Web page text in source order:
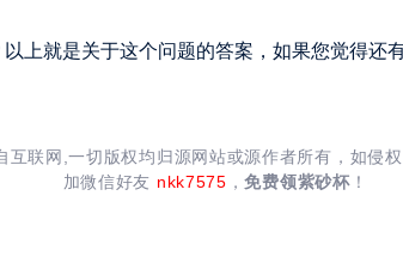
上就是关于这个问题的答案，如果您觉得还
互联网,一切版权均归源网站或源作者所有，如侵权
加微信好友 nkk7575 ，免费领紫砂杯！